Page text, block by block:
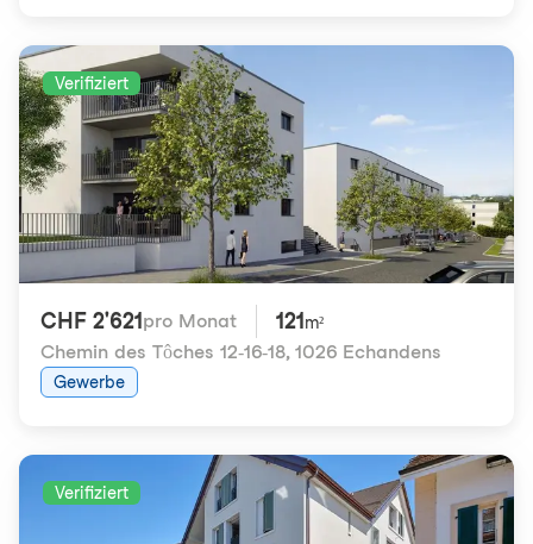
Verifiziert
CHF 2'621 pro Monat 121 m²
Chemin des Tôches 12-16-18, 1026 Echandens
Gewerbe
Verifiziert